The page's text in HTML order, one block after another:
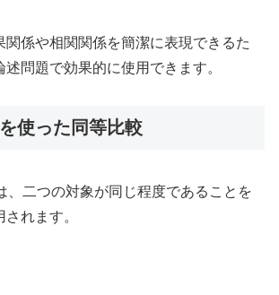
関係や相関関係を簡潔に表現できるた
問題で効果的に使用できます。
使った同等比較
、二つの対象が同じ程度であることを
れます。